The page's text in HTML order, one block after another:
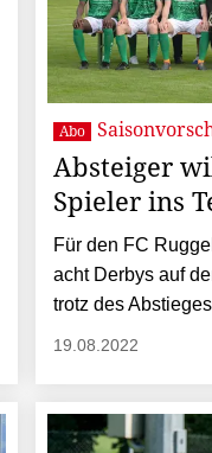
Abo
Absteiger
Spieler ins
Für den FC
acht Derbys auf
trotz des
19.08.2022